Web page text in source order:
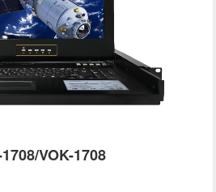
VOK-1708